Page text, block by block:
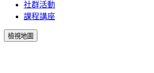
社群活動
課程講座
檢視地圖